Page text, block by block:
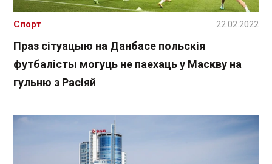
Праз сітуацыю на Данбасе польскія
футбалісты могуць не паехаць у Маскву на
гульню з Расіяй
Спорт 22.02.2022